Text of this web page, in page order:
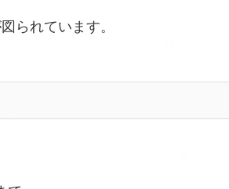
られています。